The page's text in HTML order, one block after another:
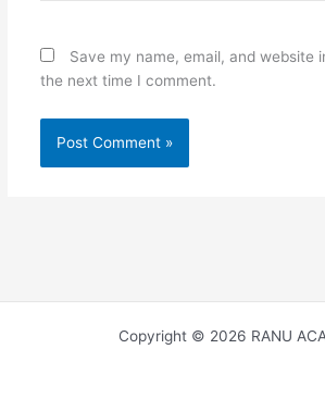
Save my name, email, and website
the next time I comment.
Copyright © 2026 RANU